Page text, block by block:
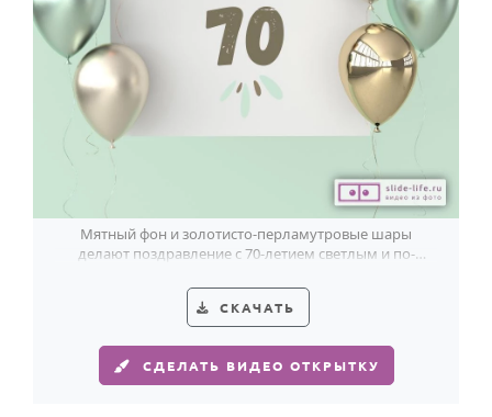
Мятный фон и золотисто-перламутровые шары
делают поздравление с 70-летием светлым и по-
СКАЧАТЬ
СДЕЛАТЬ ВИДЕО ОТКРЫТКУ